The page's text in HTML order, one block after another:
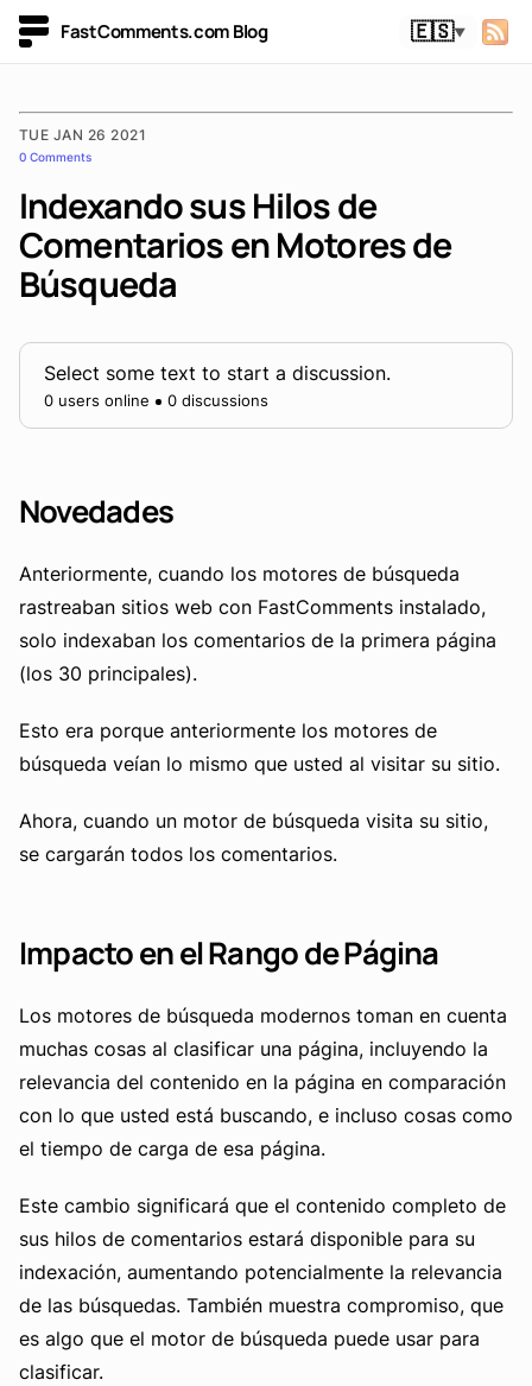
FastComments.com Blog 🇪🇸▼
TUE JAN 26 2021
0 Comments
Indexando sus Hilos de
Comentarios en Motores de
Búsqueda
Select some text to start a discussion.
0 users online 0 discussions
Novedades
Anteriormente, cuando los motores de búsqueda
rastreaban sitios web con FastComments instalado,
solo indexaban los comentarios de la primera página
(los 30 principales).
Esto era porque anteriormente los motores de
búsqueda veían lo mismo que usted al visitar su sitio.
Ahora, cuando un motor de búsqueda visita su sitio,
se cargarán todos los comentarios.
Impacto en el Rango de Página
Los motores de búsqueda modernos toman en cuenta
muchas cosas al clasificar una página, incluyendo la
relevancia del contenido en la página en comparación
con lo que usted está buscando, e incluso cosas como
el tiempo de carga de esa página.
Este cambio significará que el contenido completo de
sus hilos de comentarios estará disponible para su
indexación, aumentando potencialmente la relevancia
de las búsquedas. También muestra compromiso, que
es algo que el motor de búsqueda puede usar para
clasificar.